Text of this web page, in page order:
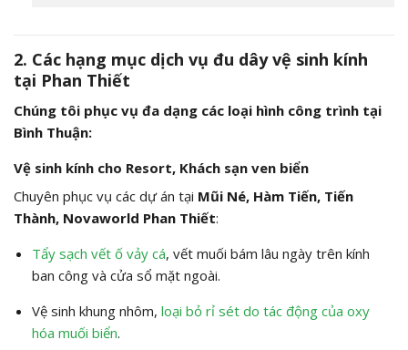
2. Các hạng mục dịch vụ đu dây vệ sinh kính
tại Phan Thiết
Chúng tôi phục vụ đa dạng các loại hình công trình tại
Bình Thuận:
Vệ sinh kính cho Resort, Khách sạn ven biển
Chuyên phục vụ các dự án tại Mũi Né, Hàm Tiến, Tiến
Thành, Novaworld Phan Thiết:
Tẩy sạch vết ố vảy cá, vết muối bám lâu ngày trên kính
ban công và cửa sổ mặt ngoài.
Vệ sinh khung nhôm, loại bỏ rỉ sét do tác động của oxy
hóa muối biển.